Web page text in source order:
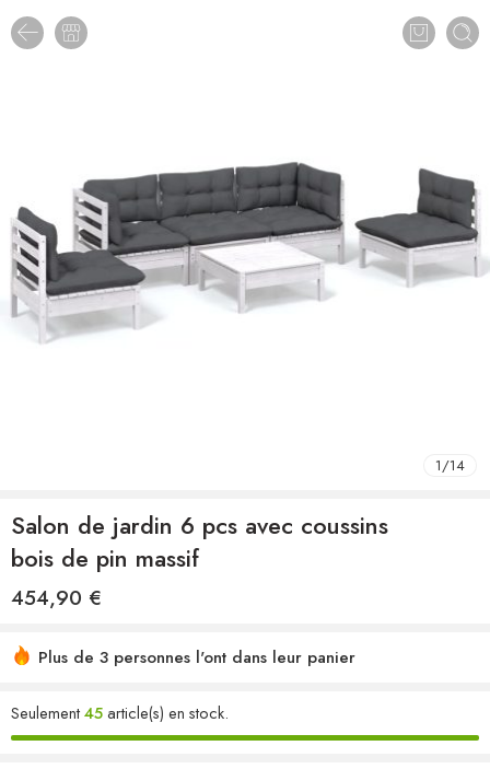
1/14
Salon de jardin 6 pcs avec coussins
bois de pin massif
454,90 €
Plus de 3 personnes l'ont dans leur panier
Seulement45article(s) en stock.